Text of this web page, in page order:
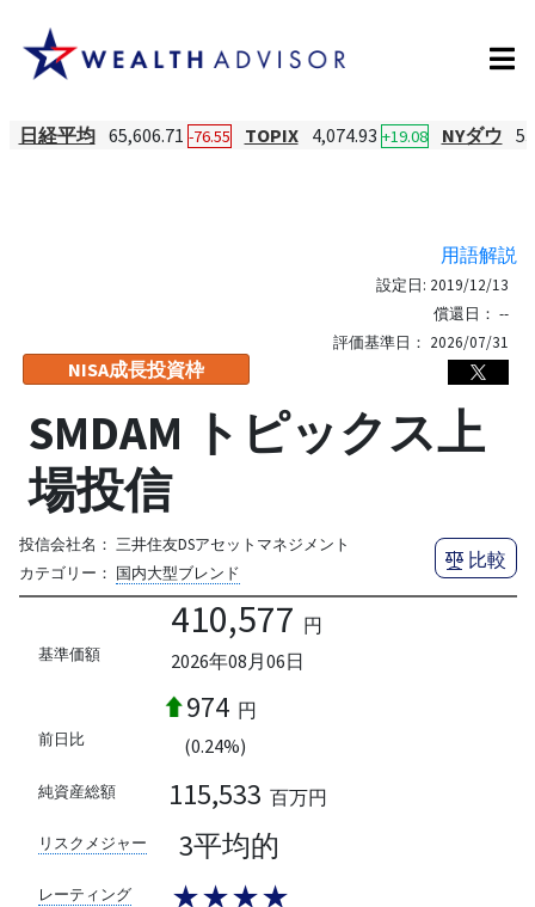
日経平均 65,606.71 -76.55 TOPIX 4,074.93 +19.08 NYダウ
用語解説
NISA成長投資枠
設定日: 2019/12/13
償還日： --
評価基準日： 2026/07/31
SMDAM トピックス上
場投信
投信会社名： 三井住友DSアセットマネジメント
カテゴリー： 国内大型ブレンド
比較
基準価額
410,577 円
2026年08月06日
前日比
974 円
(0.24%)
純資産総額 115,533 百万円
リスクメジャー 3平均的
レーティング ★★★★